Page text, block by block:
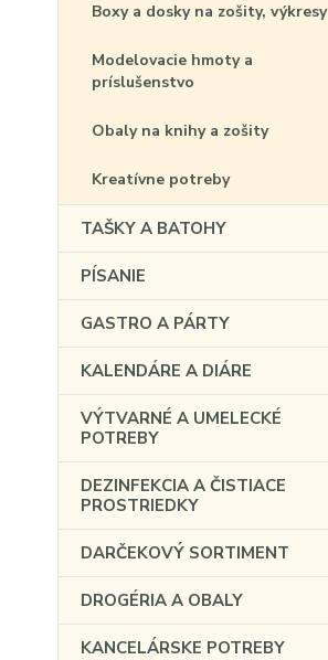
Boxy a dosky na zošity, výkresy
Modelovacie hmoty a
príslušenstvo
Obaly na knihy a zošity
Kreatívne potreby
TAŠKY A BATOHY
PÍSANIE
GASTRO A PÁRTY
KALENDÁRE A DIÁRE
VÝTVARNÉ A UMELECKÉ
POTREBY
DEZINFEKCIA A ČISTIACE
PROSTRIEDKY
DARČEKOVÝ SORTIMENT
DROGÉRIA A OBALY
KANCELÁRSKE POTREBY